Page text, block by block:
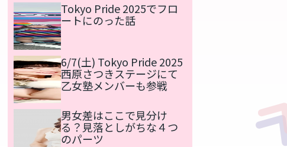
Tokyo Pride 2025でフロ
ートにのった話
6/7(土) Tokyo Pride 2025
西原さつきステージにて
乙女塾メンバーも参戦
男女差はここで見分け
る？見落としがちな４つ
のパーツ